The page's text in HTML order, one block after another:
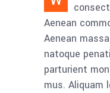
Aenean
Aenean
natoque
parturient
mus. Aliquam